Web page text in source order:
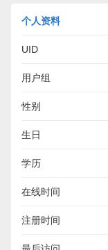
个人资料
UID
用户组
性别
生日
学历
在线时间
注册时间